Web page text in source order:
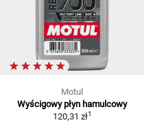
Motul
Wyścigowy płyn hamulcowy
120,31 zł1